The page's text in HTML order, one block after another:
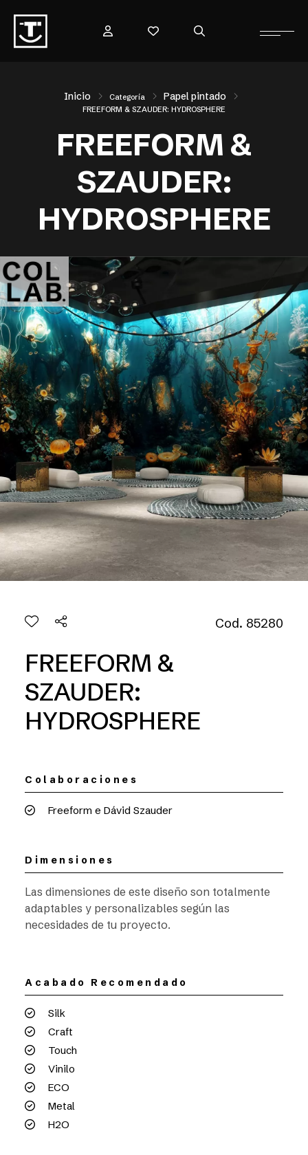
Inicio Categoría Papel pintado
FREEFORM & SZAUDER: HYDROSPHERE
FREEFORM &
SZAUDER:
HYDROSPHERE
Cod. 85280
FREEFORM &
SZAUDER:
HYDROSPHERE
Colaboraciones
Freeform e Dávid Szauder
Dimensiones
Las dimensiones de este diseño son totalmente
adaptables y personalizables según las
necesidades de tu proyecto.
Acabado Recomendado
Silk
Craft
Touch
Vinilo
ECO
Metal
H2O